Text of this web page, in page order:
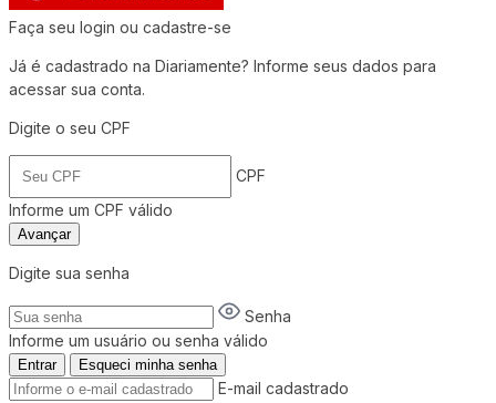
Faça seu login ou cadastre-se
Já é cadastrado na Diariamente? Informe seus dados para
acessar sua conta.
Digite o seu CPF
CPF
Informe um CPF válido
Avançar
Digite sua senha
Senha
Informe um usuário ou senha válido
Entrar Esqueci minha senha
E-mail cadastrado